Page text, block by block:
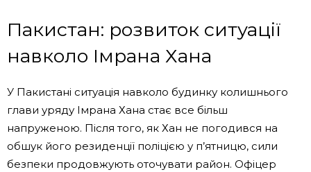
Пакистан: розвиток ситуації
навколо Імрана Хана
У Пакистані ситуація навколо будинку колишнього
глави уряду Імрана Хана стає все більш
напруженою. Після того, як Хан не погодився на
обшук його резиденції поліцією у п’ятницю, сили
безпеки продовжують оточувати район. Офіцер